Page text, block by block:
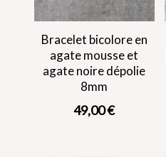
Bracelet bicolore en
agate mousse et
agate noire dépolie
8mm
49,00€